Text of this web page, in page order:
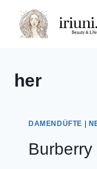
Inhalt
springen
her
DAMENDÜFTE